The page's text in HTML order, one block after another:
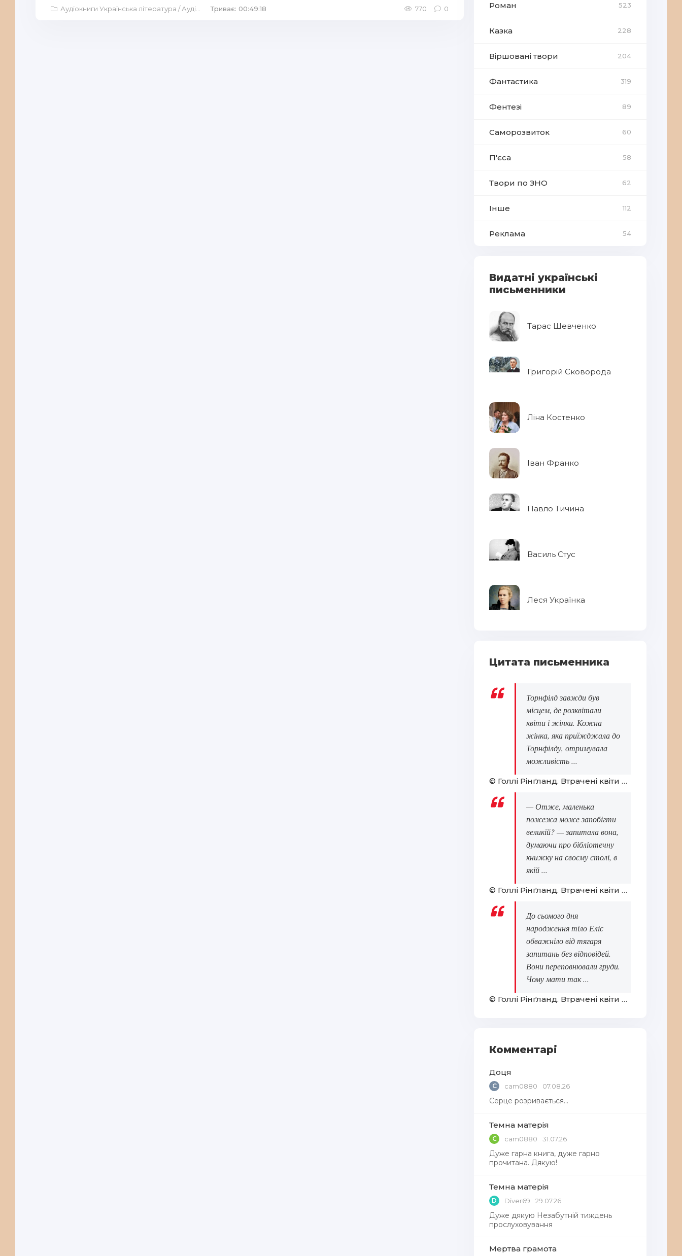
Аудіокниги Українська література /Аудіокниги Віршовані твори Триває: 00:49:18 770 0 Роман 523
Казка 228
Віршовані твори 204
Фантастика 319
Фентезі 89
Саморозвиток 60
П'єса 58
Твори по ЗНО 62
Інше 112
Реклама 54
Видатні українські
письменники
Тарас Шевченко
Григорій Сковорода
Ліна Костенко
Іван Франко
Павло Тичина
Василь Стус
Леся Українка
Цитата письменника
Торнфілд завжди був
місцем, де розквітали
квіти і жінки. Кожна
жінка, яка приїжджала до
Торнфілду, отримувала
можливість ...
© Голлі Рінґланд. Втрачені квіти Еліс Гарт
— Отже, маленька
пожежа може запобігти
великій? — запитала вона,
думаючи про бібліотечну
книжку на своєму столі, в
якій ...
© Голлі Рінґланд. Втрачені квіти Еліс Гарт
До сьомого дня
народження тіло Еліс
обважніло від тягаря
запитань без відповідей.
Вони переповнювали груди.
Чому мати так ...
© Голлі Рінґланд. Втрачені квіти Еліс Гарт
Комментарі
Доця
C cam0880 07.08.26
Серце розривається…
Темна матерія
C cam0880 31.07.26
Дуже гарна книга, дуже гарно
прочитана. Дякую!
Темна матерія
D Diver69 29.07.26
Дуже дякую Незабутній тиждень
прослуховування
Мертва грамота